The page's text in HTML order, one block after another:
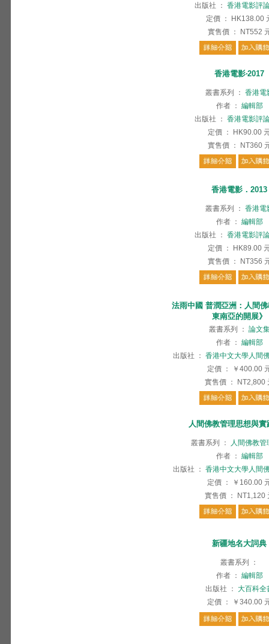
出版社
： 香港電影評
定價 ： HK138.00
實售價 ： NT552
香港電影‧2017
叢書系列 ： 香港電
作者 ： 編輯部
出版社
： 香港電影評
定價 ： HK90.00
實售價 ： NT360
香港電影．2013
叢書系列 ： 香港電
作者 ： 編輯部
出版社
： 香港電影評
定價 ： HK89.00
實售價 ： NT356
法雨中國 普潤亞洲：人間
東南亞的開展》
叢書系列 ： 論文
作者 ： 編輯部
出版社
： 香港中文大學人間
定價 ： ￥400.00
實售價 ： NT2,800
人間佛教管理思想與實
叢書系列 ：
人間佛教管
作者 ： 編輯部
出版社
： 香港中文大學人間
定價 ： ￥160.00
實售價 ： NT1,120
新疆地名大詞典
叢書系列
：
作者 ： 編輯部
出版社
： 大百科全
定價 ： ￥340.00